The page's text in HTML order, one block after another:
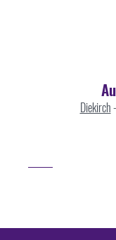
Diekirch-